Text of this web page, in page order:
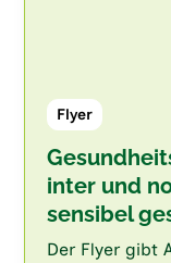
Flyer
inter und
sensibel
Der Flyer gibt